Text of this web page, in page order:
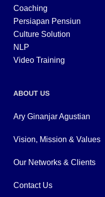
Coaching
Persiapan Pensiun
Culture Solution
NLP
Video Training
ABOUT US
Ary Ginanjar Agustian
Vision, Mission & Values
Our Networks & Clients
Contact Us